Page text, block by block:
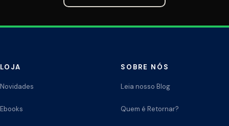
LOJA
Novidades
Ebooks
SOBRE NÓS
Leia nosso Blog
Quem é Retornar?